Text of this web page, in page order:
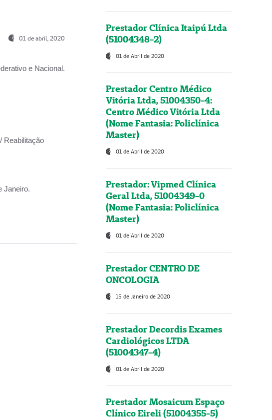
01 de abril, 2020
e Nacional.
Reabilitação
Janeiro.
Prestador Clínica Itaipú Ltda
(51004348-2)
01 de Abril de 2020
Prestador Centro Médico
Vitória Ltda, 51004350-4:
Centro Médico Vitória Ltda
(Nome Fantasia: Policlínica
Master)
01 de Abril de 2020
Prestador: Vipmed Clínica
Geral Ltda, 51004349-0
(Nome Fantasia: Policlínica
Master)
01 de Abril de 2020
Prestador CENTRO DE
ONCOLOGIA
15 de Janeiro de 2020
Prestador Decordis Exames
Cardiológicos LTDA
(51004347-4)
01 de Abril de 2020
Prestador Mosaicum Espaço
Clínico Eireli (51004355-5)